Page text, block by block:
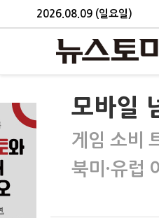
2026.08.09 (일요일)
모바일
게임 소비
북미·유럽